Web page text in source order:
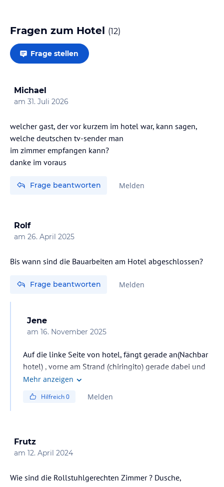
Fragen zum Hotel (12)
Frage stellen
Michael
am 31. Juli 2026
welcher gast, der vor kurzem im hotel war, kann sagen,
welche deutschen tv-sender man
im zimmer empfangen kann?
danke im voraus
Frage beantworten Melden
Rolf
am 26. April 2025
Bis wann sind die Bauarbeiten am Hotel abgeschlossen?
Frage beantworten Melden
Jene
am 16. November 2025
Auf die linke Seite von hotel, fängt gerade an(Nachbar
hotel) , vorne am Strand (chiringito) gerade dabei und
angeblich ab Februar Haus 1von hotel selbst wird
wenn man in Balkon sitzt und möchte die schönen
Mehr anzeigen
Hilfreich0 Melden
Frutz
am 12. April 2024
Wie sind die Rollstuhlgerechten Zimmer ? Dusche,